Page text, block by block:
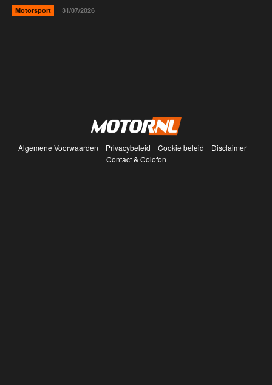
Motorsport 31/07/2026
Algemene Voorwaarden Privacybeleid Cookie beleid
Disclaimer
Contact & Colofon